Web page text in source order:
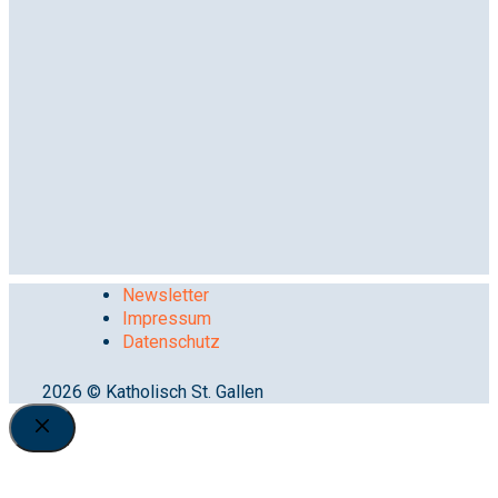
Newsletter
Impressum
Datenschutz
2026 © Katholisch St. Gallen
Close